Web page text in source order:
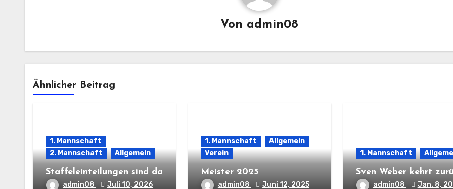
Von admin08
Ähnlicher Beitrag
1. Mannschaft
2. Mannschaft
Allgemein
Staffeleinteilungen sind da
admin08 Juli 10, 2026
1. Mannschaft
Allgemein
Verein
Meister 2025
admin08 Juni 12, 2025
1. Mannschaft
Sven Weber kehrt
admin08 Jan. 8,